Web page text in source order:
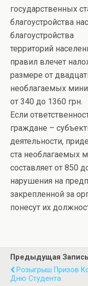
государственных
благоустройства
благоустройства
территорий
правил влечет
размере от
необлагаемых
от 340 до 1360 грн.
Если
граждане –
деятельности,
ста необлагаемых
составляет от 850
нарушения на
закрепленной за
понесут их
Предыдущая Запись
Розыгрыш Призов
Дню Студента